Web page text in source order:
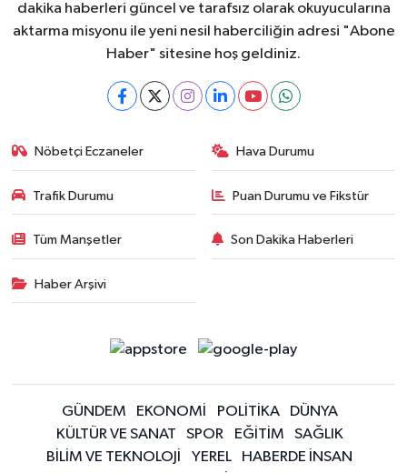
dakika haberleri güncel ve tarafsız olarak okuyucularına
aktarma misyonu ile yeni nesil haberciliğin adresi "Abone
Haber" sitesine hoş geldiniz.
Nöbetçi Eczaneler Hava Durumu
Trafik Durumu Puan Durumu ve Fikstür
Tüm Manşetler Son Dakika Haberleri
Haber Arşivi
GÜNDEM EKONOMİ POLİTİKA
DÜNYA
KÜLTÜR VE SANAT
SPOR EĞİTİM
SAĞLIK
BİLİM VE TEKNOLOJİ
YEREL
HABERDE İNSAN